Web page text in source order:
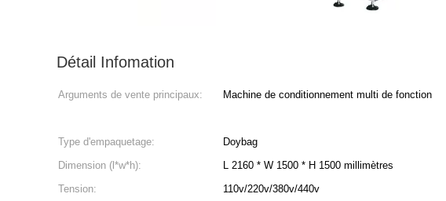
Détail Infomation
Arguments de vente principaux: Machine de conditionnement multi de fonction
Type d'empaquetage:
Doybag
Dimension (l*w*h):
L 2160 * W 1500 * H 1500 millimètres
Tension:
110v/220v/380v/440v